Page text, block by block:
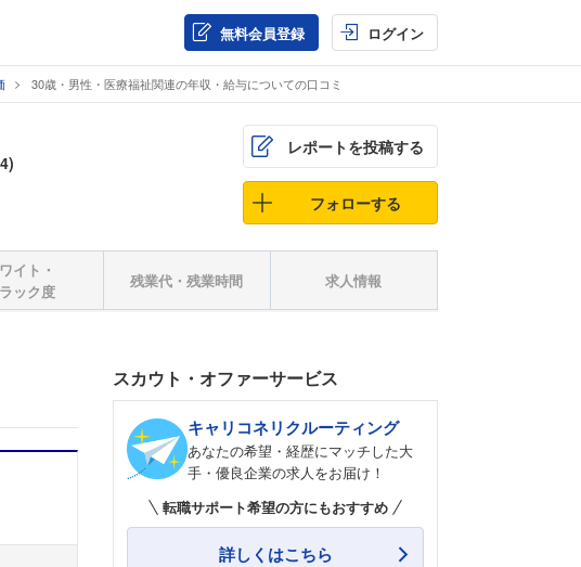
無料会員登録 ログイン
30歳・男性・医療福祉関連の年収・給与についての口コミ
レポートを投稿する
フォローする
イト・
ック度
残業代・残業時間 求人情報
スカウト・オファーサービス
キャリコネリクルーティング
あなたの希望・経歴にマッチした大
手・優良企業の求人をお届け！
転職サポート希望の方にもおすすめ
詳しくはこちら